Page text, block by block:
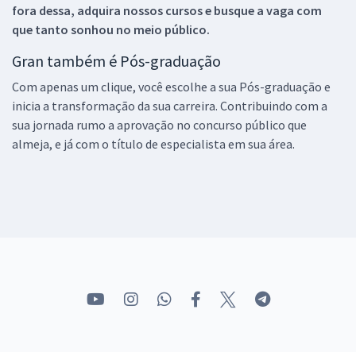
fora dessa, adquira nossos cursos e busque a vaga com
que tanto sonhou no meio público.
Gran também é Pós-graduação
Com apenas um clique, você escolhe a sua Pós-graduação e
inicia a transformação da sua carreira. Contribuindo com a
sua jornada rumo a aprovação no concurso público que
almeja, e já com o título de especialista em sua área.